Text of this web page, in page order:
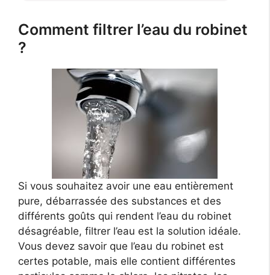
Comment filtrer l’eau du robinet
?
Si vous souhaitez avoir une eau entièrement
pure, débarrassée des substances et des
différents goûts qui rendent l’eau du robinet
désagréable, filtrer l’eau est la solution idéale.
Vous devez savoir que l’eau du robinet est
certes potable, mais elle contient différentes